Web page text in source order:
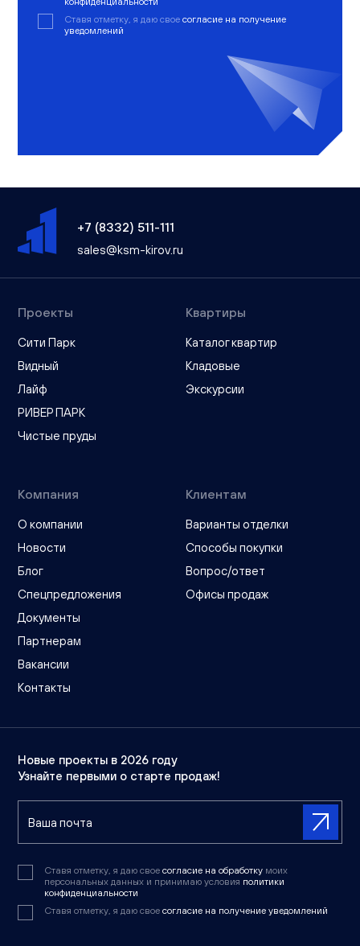
Ставя отметку, я даю свое согласие на получение
уведомлений
+7 (8332) 511-111
sales@ksm-kirov.ru
Проекты
Сити Парк
Видный
Лайф
РИВЕР ПАРК
Чистые пруды
Квартиры
Каталог квартир
Кладовые
Экскурсии
Компания
О компании
Новости
Блог
Спецпредложения
Документы
Партнерам
Вакансии
Контакты
Клиентам
Варианты отделки
Способы покупки
Вопрос/ответ
Офисы продаж
Новые проекты в 2026 году
Узнайте первыми о старте продаж!
Ставя отметку, я даю свое согласие на обработку моих
персональных данных и принимаю условия политики
конфиденциальности
Ставя отметку, я даю свое согласие на получение уведомлений